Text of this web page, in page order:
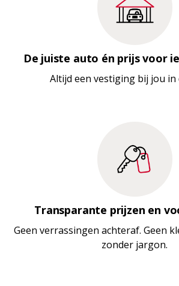
De juiste auto én prijs voor
Altijd een vestiging bij jou in
Transparante prijzen en
Geen verrassingen achteraf. Geen
zonder jargon.